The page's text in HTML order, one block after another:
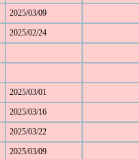
2025/03/09
2025/02/24
2025/03/01
2025/03/16
2025/03/22
2025/03/09